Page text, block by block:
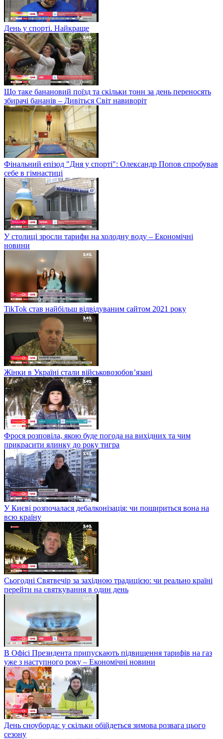
День у спорті. Найкраще
Що таке банановий поїзд та скільки тонн за день переносять
збирачі бананів – Дивіться Світ навиворіт
Фінальний епізод "Дня у спорті": Олександр Попов спробував
себе в гімнастиці
У столиці зросли тарифи на холодну воду – Економічні
новини
TikTok став найбільш відвідуваним сайтом 2021 року
Жінки в Україні стали військовозобов’язані
Фрося розповіла, якою буде погода на вихідних та чим
прикрасити ялинку до року тигра
У Києві розпочалася дебалконізація: чи пошириться вона на
всю країну
Сьогодні Святвечір за західною традицією: чи реально країні
перейти на святкування в один день
В Офісі Президента припускають підвищення тарифів на газ
уже з наступного року – Економічні новини
День сноуборда: у скільки обійдеться зимова розвага цього
сезону